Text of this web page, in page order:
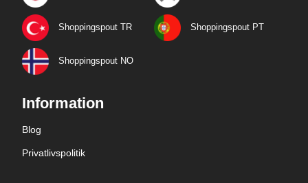
Shoppingspout TR Shoppingspout PT
Shoppingspout NO
Information
Blog
Privatlivspolitik